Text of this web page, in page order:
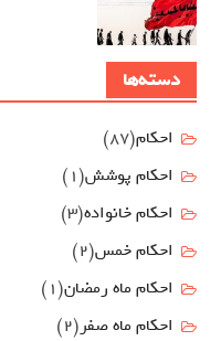
دسته‌ها
احکام(87)
احکام پوشش(1)
احکام خانواده(3)
احکام خمس(2)
احکام ماه رمضان(1)
احکام ماه صفر(2)